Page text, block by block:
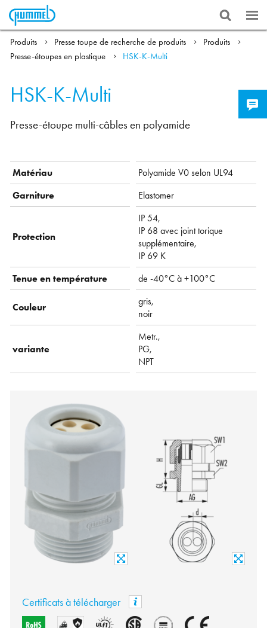
Produits Presse toupe de recherche de produits
Produits
Presse-étoupes en plastique
HSK-K-Multi
HSK-K-Multi
Presse-étoupe multi-câbles en polyamide
Matériau
Polyamide V0 selon UL94
Garniture
Elastomer
Protection
IP 54,
IP 68 avec joint torique
supplémentaire,
IP 69 K
Tenue en température
de -40°C à +100°C
Couleur
gris,
noir
variante
Metr.,
PG,
NPT
Certificats à télécharger